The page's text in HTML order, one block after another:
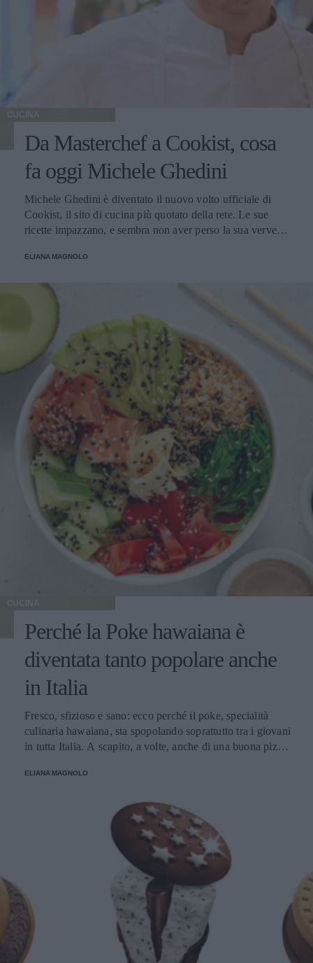
CUCINA
Da Masterchef a Cookist, cosa
fa oggi Michele Ghedini
Michele Ghedini è diventato il nuovo volto ufficiale di
Cookist, il sito di cucina più quotato della rete. Le sue
ricette impazzano, e sembra non aver perso la sua verve
veramente stupendo.
ELIANA MAGNOLO
CUCINA
Perché la Poke hawaiana è
diventata tanto popolare anche
in Italia
Fresco, sfizioso e sano: ecco perché il poke, specialità
culinaria hawaiana, sta spopolando soprattutto tra i giovani
in tutta Italia. A scapito, a volte, anche di una buona pizza.
ELIANA MAGNOLO